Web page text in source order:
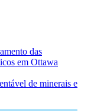
das
em Ottawa
de minerais e